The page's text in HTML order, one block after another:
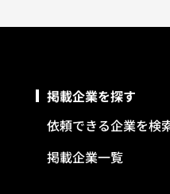
掲載企業を探す
依頼できる企業を検
掲載企業一覧